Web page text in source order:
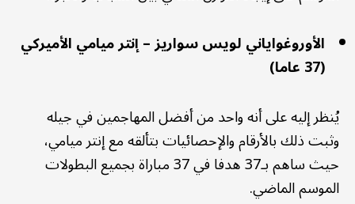
الأوروغواياني لويس سواريز – إنتر ميامي الأميركي
(37 عاما)
يُنظر إليه على أنه واحد من أفضل المهاجمين في جيله
وثبت ذلك بالأرقام والإحصائيات بتألقه مع إنتر ميامي،
حيث ساهم بـ37 هدفا في 37 مباراة بجميع البطولات
الموسم الماضي.